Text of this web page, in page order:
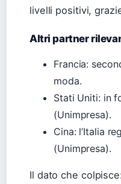
livelli positivi,
Altri partner
Francia:
moda.
Stati Uniti: in
(Unimpresa).
Cina: l’Italia
(Unimpresa).
Il dato che